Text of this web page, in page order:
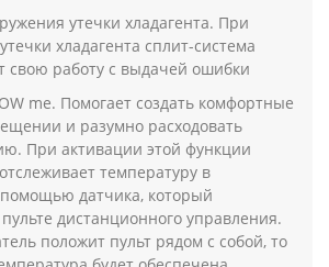
утечки хладагента. При
хладагента сплит-система
свою работу с выдачей ошибки
me. Помогает создать комфортные
и разумно расходовать
При активации этой функции
температуру в
датчика, который
дистанционного управления.
положит пульт рядом с собой, то